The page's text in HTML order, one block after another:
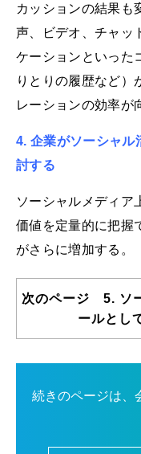
カッションの結果も
声、ビデオ、チャッ
ケーションといった
りとりの履歴など）
レーションの効率が
4. 企業がソーシャル
討する
ソーシャルメディア
価値を定量的に把握
がさらに増加する。
次のページ 5. ソ
ールとし
続きのページは、